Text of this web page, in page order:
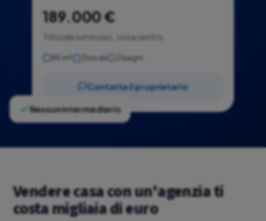
189.000 €
Trilocale luminoso, zona centro
85 m² 3 locali 2 bagni
Contatta il proprietario
Nessun intermediario
Vendere casa con un'agenzia ti
costa migliaia di euro